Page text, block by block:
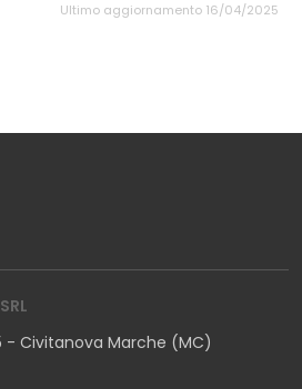
Ultimo aggiornamento 16/04/2025
- Civitanova Marche (MC)